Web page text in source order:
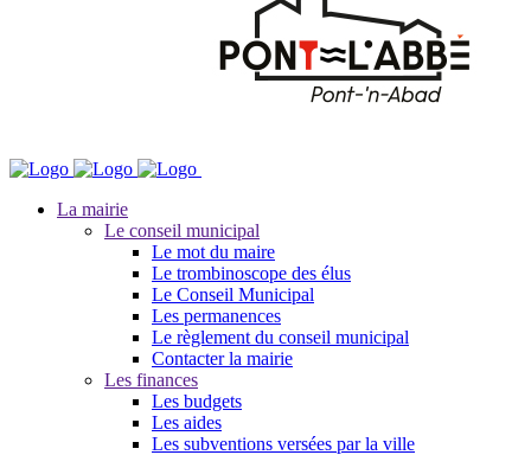
La mairie
Le conseil municipal
Le mot du maire
Le trombinoscope des élus
Le Conseil Municipal
Les permanences
Le règlement du conseil municipal
Contacter la mairie
Les finances
Les budgets
Les aides
Les subventions versées par la ville